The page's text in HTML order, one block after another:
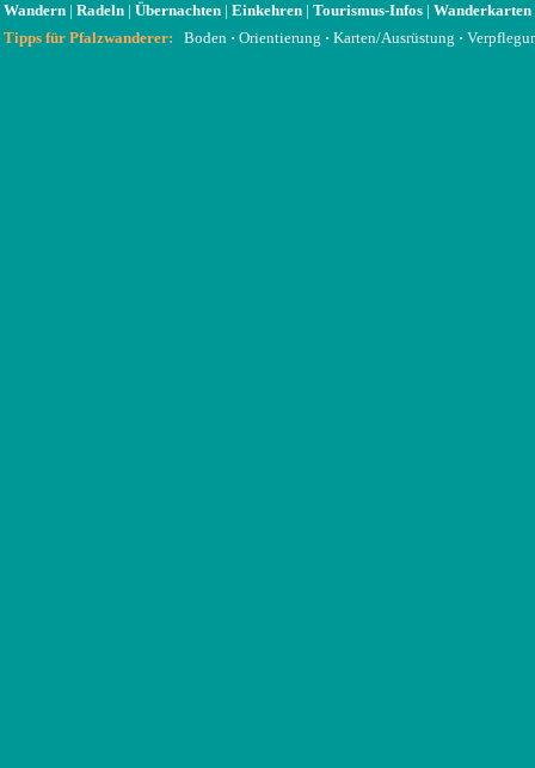
Wandern | Radeln | Übernachten | Einkehren | Tourismus-Infos | Wanderkarten
Tipps für Pfalzwanderer:
Boden · Orientierung · Karten/Ausrüstung ·